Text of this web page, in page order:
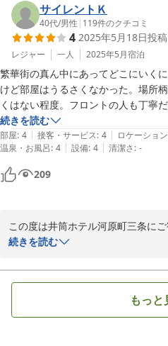
次回のご利用時には、さらにご満
お待ち申し上げております。貴重
ございました。
井筒ホテルフロントスタッフ
2025-06-29
サイレントＫ
40代/男性 | 119件のクチコミ
4 2025年5月18日投稿
レジャー 一人 2025年5月宿泊
繁華街の真ん中にあってどこにいく
けど部屋はうるさくなかった。場所
くはない程度。フロントの人も丁寧
続きを読む
部屋: 4 | 接客・サービス: 4 | ロケーション
温泉・お風呂: 4 | 設備: 4 | 清潔さ: -
209
この度は井筒ホテル河原町三条に
とうございます。
またのご利用お待ちしております。
続きを読む
もっと